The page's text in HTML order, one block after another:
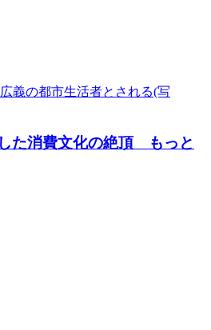
た消費文化の絶頂 もっと